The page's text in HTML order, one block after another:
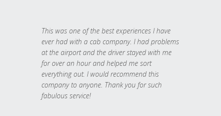
This was one of the best experiences I have
ever had with a cab company. I had problems
at the airport and the driver stayed with me
for over an hour and helped me sort
everything out. I would recommend this
company to anyone. Thank you for such
fabulous service!